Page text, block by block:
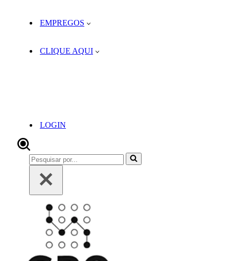
EMPREGOS
CLIQUE AQUI
LOGIN
Pesquisar
por...